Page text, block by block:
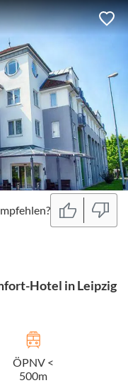
Hotel in Leipzig
ÖPNV <
500m